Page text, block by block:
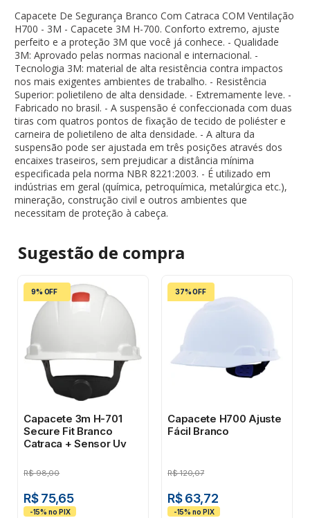
Capacete De Segurança Branco Com Catraca COM Ventilação
H700 - 3M - Capacete 3M H-700. Conforto extremo, ajuste
perfeito e a proteção 3M que você já conhece. - Qualidade
3M: Aprovado pelas normas nacional e internacional. -
Tecnologia 3M: material de alta resistência contra impactos
nos mais exigentes ambientes de trabalho. - Resistência
Superior: polietileno de alta densidade. - Extremamente leve. -
Fabricado no brasil. - A suspensão é confeccionada com duas
tiras com quatros pontos de fixação de tecido de poliéster e
carneira de polietileno de alta densidade. - A altura da
suspensão pode ser ajustada em três posições através dos
encaixes traseiros, sem prejudicar a distância mínima
especificada pela norma NBR 8221:2003. - É utilizado em
indústrias em geral (química, petroquímica, metalúrgica etc.),
mineração, construção civil e outros ambientes que
necessitam de proteção à cabeça.
Sugestão de compra
9% OFF
Capacete 3m H-701
Secure Fit Branco
Catraca + Sensor Uv
R$ 98,00
R$ 75,65
37% OFF
Capacete H700 Ajuste
Fácil Branco
R$ 120,07
R$ 63,72